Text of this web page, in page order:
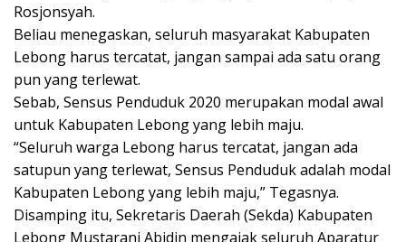
Rosjonsyah.
Beliau menegaskan, seluruh masyarakat Kabupaten
Lebong harus tercatat, jangan sampai ada satu orang
pun yang terlewat.
Sebab, Sensus Penduduk 2020 merupakan modal awal
untuk Kabupaten Lebong yang lebih maju.
“Seluruh warga Lebong harus tercatat, jangan ada
satupun yang terlewat, Sensus Penduduk adalah modal
Kabupaten Lebong yang lebih maju,” Tegasnya.
Disamping itu, Sekretaris Daerah (Sekda) Kabupaten
Lebong Mustarani Abidin mengajak seluruh Aparatur